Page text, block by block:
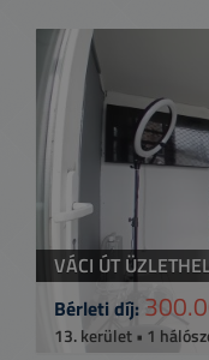
VÁCI ÚT
Bérleti díj:
13. kerület • 1